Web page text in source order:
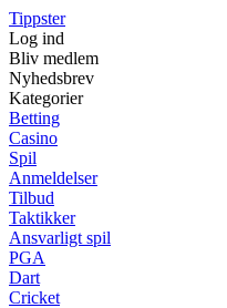
Tippster
Log ind
Bliv medlem
Nyhedsbrev
Kategorier
Betting
Casino
Spil
Anmeldelser
Tilbud
Taktikker
Ansvarligt spil
PGA
Dart
Cricket